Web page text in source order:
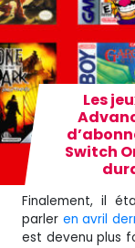
Les
Switch
Finalement, il
parler en avril
est devenu plus